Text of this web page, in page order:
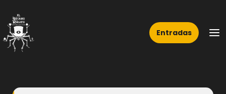
contenido
Entradas